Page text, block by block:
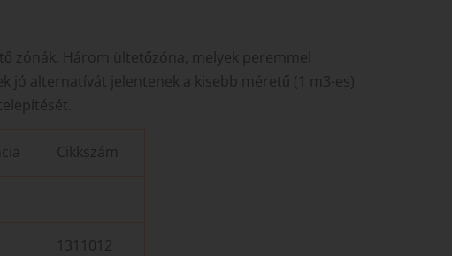
zónák. Három ültetőzóna, melyek peremmel
jó alternatívát jelentenek a kisebb méretű (1 m3-es)
Cikkszám
1311012